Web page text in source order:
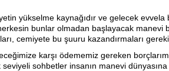
yükselme kaynağıdır ve gelecek
bunlar olmadan başlayacak
cemiyete bu şuuru kazandırmaları
karşı ödememiz gereken
sohbetler insanın manevi